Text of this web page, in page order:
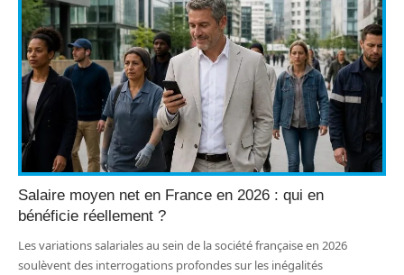
Salaire moyen net en France en 2026 : qui en
bénéficie réellement ?
Les variations salariales au sein de la société française en 2026
soulèvent des interrogations profondes sur les inégalités